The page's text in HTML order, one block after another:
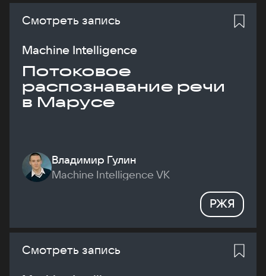
Смотреть запись
Machine Intelligence
Потоковое
распознавание речи
в Марусе
Владимир Гулин
Machine Intelligence VK
РЖЯ
Смотреть запись